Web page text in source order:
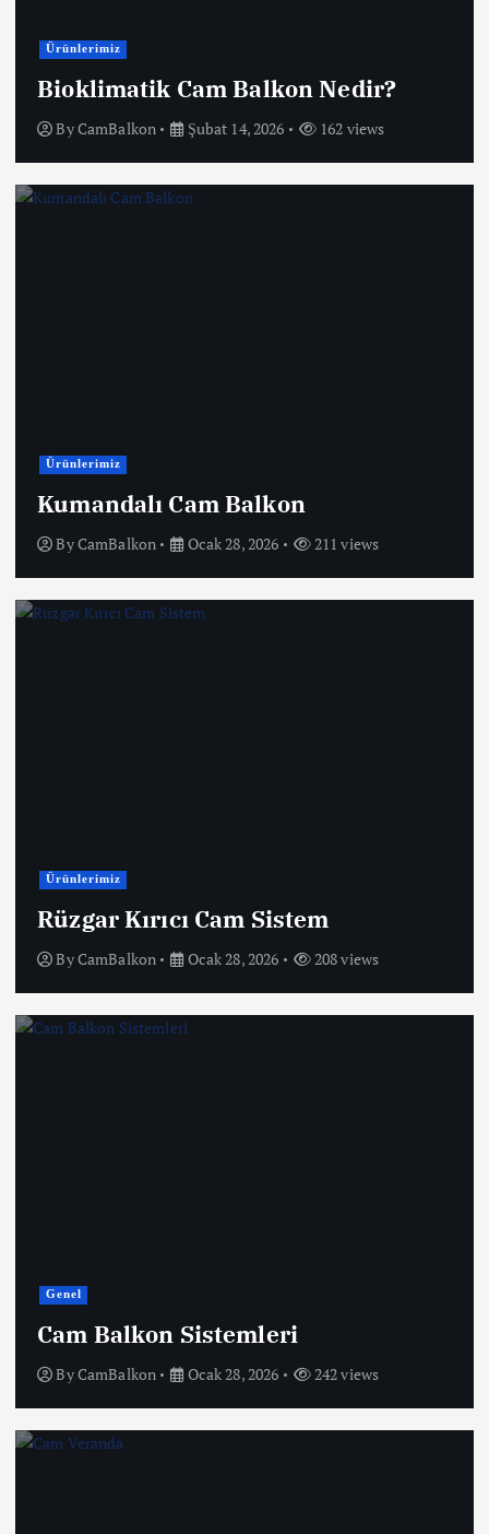
Ürünlerimiz
Bioklimatik Cam Balkon Nedir?
ByCamBalkon Şubat 14, 2026 162 views
Ürünlerimiz
Kumandalı Cam Balkon
ByCamBalkon Ocak 28, 2026 211 views
Ürünlerimiz
Rüzgar Kırıcı Cam Sistem
ByCamBalkon Ocak 28, 2026 208 views
Genel
Cam Balkon Sistemleri
ByCamBalkon Ocak 28, 2026 242 views